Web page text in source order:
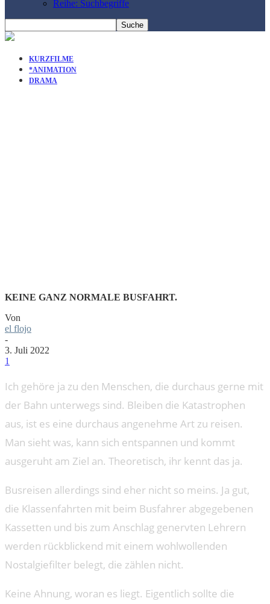
Reihe: Suchbegriffe
KURZFILME
*ANIMATION
DRAMA
KEINE GANZ NORMALE BUSFAHRT.
Von
el flojo
-
3. Juli 2022
1
Ich gehöre ja zu den Menschen, die durchaus gerne mit
der Bahn unterwegs sind. Bleiben die Katastrophen
aus, ist es eine durchaus angenehme Art zu reisen.
Man sieht was, kann sich entspannen und kommt
ausgeruht am Ziel an. Theoretisch, ihr kennt das ja.
Busreisen allerdings sind eher nicht so meins. Ja gut,
die Klassenfahrten mit beim Busfahrer abgegebenen
Kassetten und bis zum Anschlag genervten Lehrern
werden rückblickend mit einem wohlwollenden
Nostalgiefilter belegt, die zählen nicht.
Keine Ahnung, woran es liegt. Eigentlich sollte die